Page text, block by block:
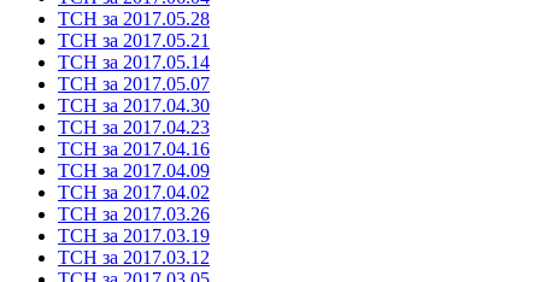
ТСН за 2017.05.28
ТСН за 2017.05.21
ТСН за 2017.05.14
ТСН за 2017.05.07
ТСН за 2017.04.30
ТСН за 2017.04.23
ТСН за 2017.04.16
ТСН за 2017.04.09
ТСН за 2017.04.02
ТСН за 2017.03.26
ТСН за 2017.03.19
ТСН за 2017.03.12